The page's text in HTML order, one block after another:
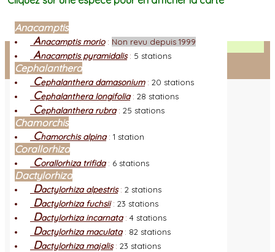
Facebook
Connexion adhérent
Anacamptis
Anacamptis morio: Non revu depuis 1999
Anacamptis pyramidalis: 5 stations
Cephalanthera
Cephalanthera damasonium: 20 stations
Cephalanthera longifolia: 28 stations
Cephalanthera rubra: 25 stations
Chamorchis
Chamorchis alpina: 1 station
Corallorhiza
Corallorhiza trifida: 6 stations
Dactylorhiza
Dactylorhiza alpestris: 2 stations
Dactylorhiza fuchsii: 23 stations
Dactylorhiza incarnata: 4 stations
Dactylorhiza maculata: 82 stations
Dactylorhiza majalis: 23 stations